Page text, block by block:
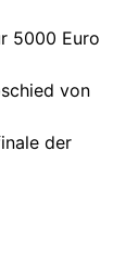
5000 Euro
von
der